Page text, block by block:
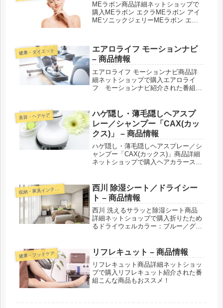
MEラボン商品詳細ネットショップで
購入MEラボン エクラMEラボン アイ
MEソニックジェリーMEラボン エア
健康・ダイエット
エアロライフ モーションナビ
– 商品情報
エアロライフ モーションナビ商品詳
細ネットショップで購入エアロライ
フ モーションナビ紹介された番組こ
美容・ヘアケア
ハゲ隠し・薄毛隠しヘアスプ
レー／シャンプー「CAX(カッ
クス)」 – 商品情報
ハゲ隠し・薄毛隠しヘアスプレー／シ
ャンプー「CAX(カックス)」商品詳細
ネットショップで購入ヘアカラースプ
た番組こんな商品もおススメ！
収
納・家具インテリア
西川 除湿シート／ドライシー
ト – 商品情報
西川 洗えるサラッと除湿シート商品
詳細ネットショップで購入折りたため
るドライウェルカラー：ブルー／グレ
ルーサイズ：シングル／セミダブル／
ダブル紹介された番組こんな商品もお
ス...
健康・フットケア リフレキュット – 商品情報
リフレキュット商品詳細ネットショッ
プで購入リフレキュット紹介された番
組こんな商品もおススメ！